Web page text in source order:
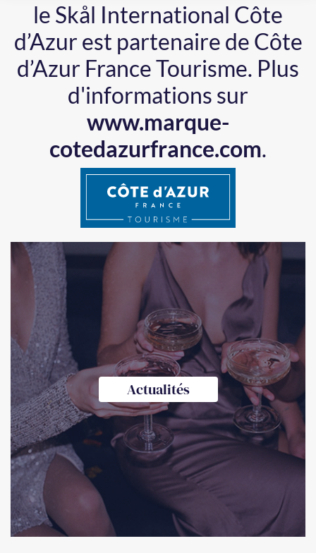
le Skål International Côte
d’Azur est partenaire de Côte
d’Azur France Tourisme. Plus
d'informations sur
www.marque-
cotedazurfrance.com.
Actualités